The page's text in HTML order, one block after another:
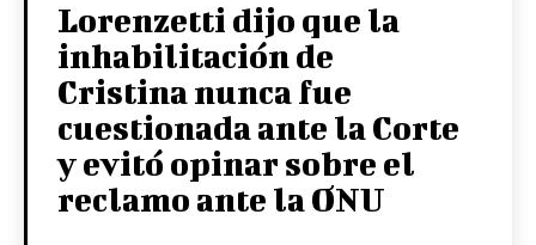
Lorenzetti dijo que la
inhabilitación de
Cristina nunca fue
cuestionada ante la Corte
y evitó opinar sobre el
reclamo ante la ONU